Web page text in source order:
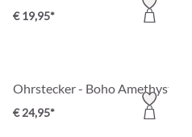
€ 19,95*
Ohrstecker - Boho Amethyst
€ 24,95*